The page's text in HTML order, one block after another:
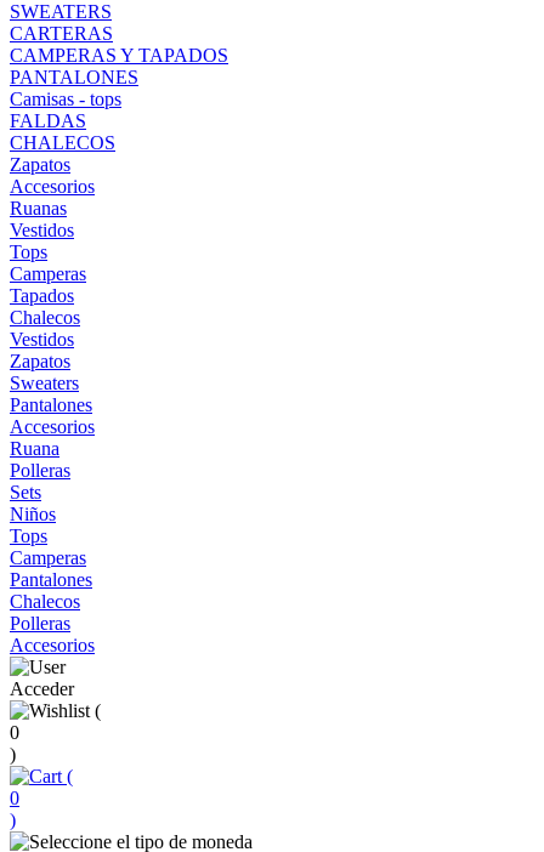
SWEATERS
CARTERAS
CAMPERAS Y TAPADOS
PANTALONES
Camisas - tops
FALDAS
CHALECOS
Zapatos
Accesorios
Ruanas
Vestidos
Tops
Camperas
Tapados
Chalecos
Vestidos
Zapatos
Sweaters
Pantalones
Accesorios
Ruana
Polleras
Sets
Niños
Tops
Camperas
Pantalones
Chalecos
Polleras
Accesorios
Acceder
(
0
)
(
0
)